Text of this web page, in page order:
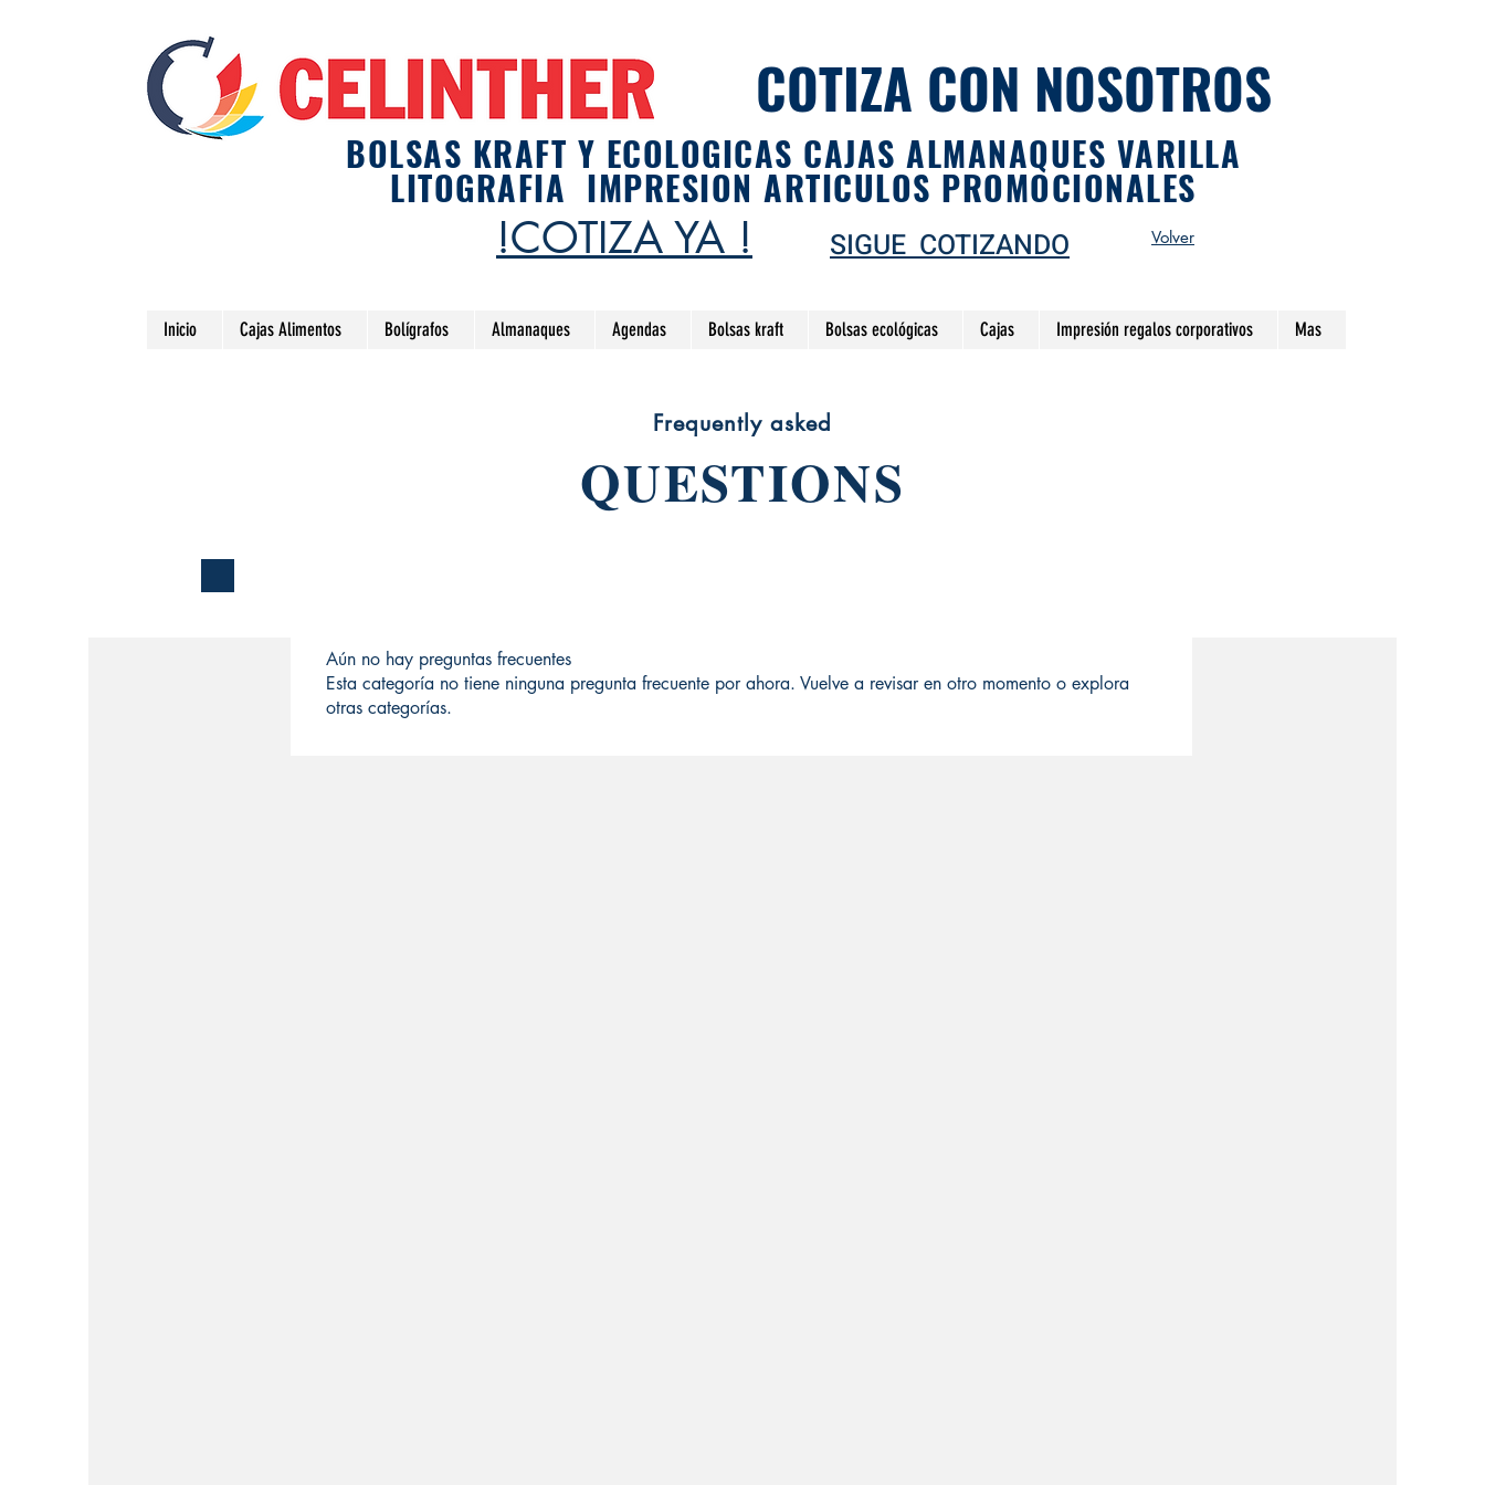
COTIZA CON NOSOTROS
BOLSAS KRAFT Y ECOLOGICAS CAJAS ALMANAQUES VARILLA
LITOGRAFIA IMPRESION ARTICULOS PROMOCIONALES
!COTIZA YA ! SIGUE COTIZANDO Volver
Inicio Cajas Alimentos Bolígrafos Almanaques Agendas Bolsas kraft Bolsas ecológicas Cajas Impresión regalos corporativos Mas
Frequently asked
QUESTIONS
Aún no hay preguntas frecuentes
Esta categoría no tiene ninguna pregunta frecuente por ahora. Vuelve a revisar en otro momento o explora
otras categorías.